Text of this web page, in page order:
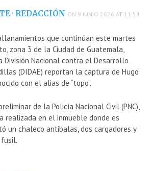
· REDACCIÓN ON 9 JUNIO 2026 AT 11:54
que continúan este martes
zona 3 de la Ciudad de Guatemala,
División Nacional contra el Desarrollo
(DIDAE) reportan la captura de Hugo
con el alias de “topo”.
de la Policía Nacional Civil (PNC),
realizada en el inmueble donde es
un chaleco antibalas, dos cargadores y
fusil.